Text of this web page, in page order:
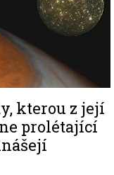
kterou z její
prolétající